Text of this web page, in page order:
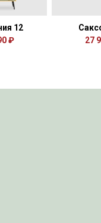
12
₽
27